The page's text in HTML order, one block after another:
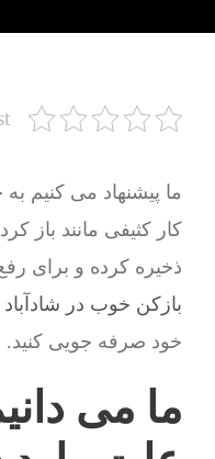
ما پیشنهاد می کنیم
کار کثیفی مانند باز
ذخیره کرده و برای
بازکن خوب در شادآباد
خود صرفه جویی کنید.
ما می